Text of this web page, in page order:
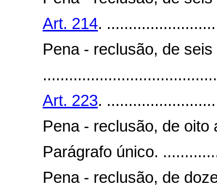
Art. 214.
Pena - reclusão, de
Art. 223.
Pena - reclusão, de oito
Parágrafo único.
Pena - reclusão, de